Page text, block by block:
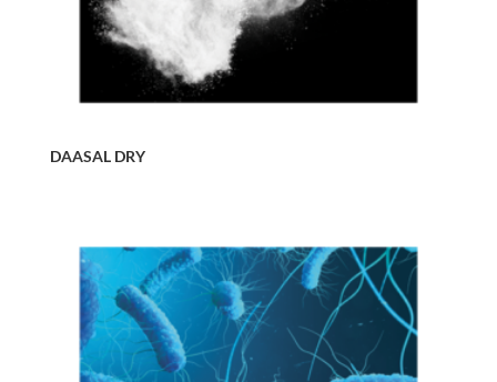
DAASAL DRY